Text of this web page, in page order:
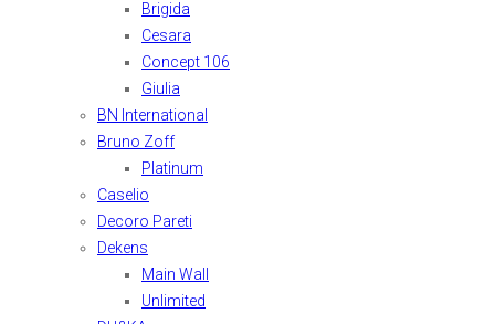
Brigida
Cesara
Concept 106
Giulia
BN International
Bruno Zoff
Platinum
Caselio
Decoro Pareti
Dekens
Main Wall
Unlimited